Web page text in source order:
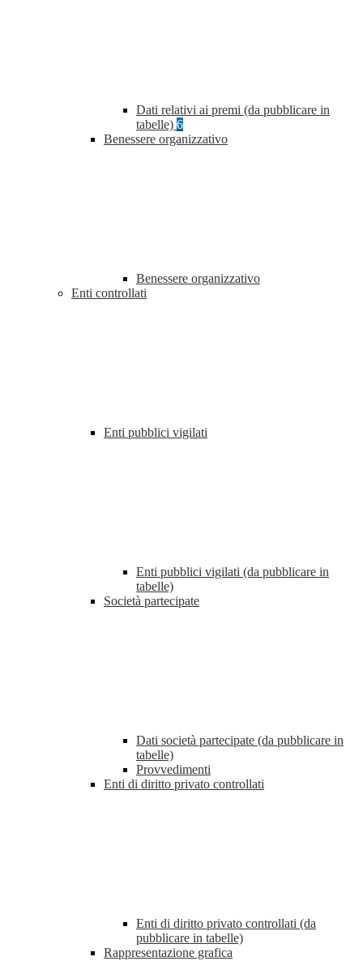
Dati relativi ai premi (da pubblicare in
tabelle) 6
Benessere organizzativo
Benessere organizzativo
Enti controllati
Enti pubblici vigilati
Enti pubblici vigilati (da pubblicare in
tabelle)
Società partecipate
Dati società partecipate (da pubblicare in
tabelle)
Provvedimenti
Enti di diritto privato controllati
Enti di diritto privato controllati (da
pubblicare in tabelle)
Rappresentazione grafica